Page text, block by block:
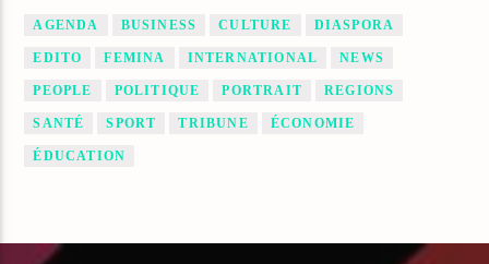
AGENDA BUSINESS CULTURE DIASPORA
EDITO FEMINA INTERNATIONAL NEWS
PEOPLE POLITIQUE PORTRAIT REGIONS
SANTÉ SPORT TRIBUNE ÉCONOMIE
ÉDUCATION